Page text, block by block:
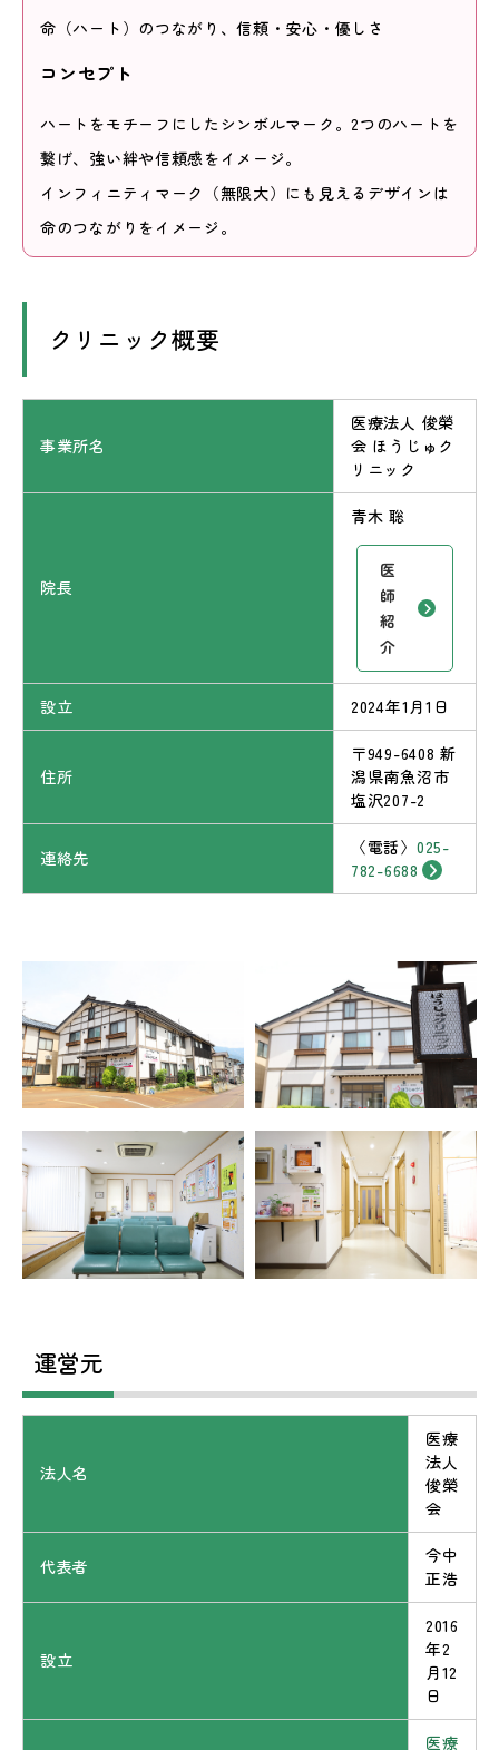
命（ハート）のつながり、信頼・安心・優しさ
コンセプト
ハートをモチーフにしたシンボルマーク。2つのハートを
繋げ、強い絆や信頼感をイメージ。
インフィニティマーク（無限大）にも見えるデザインは
命のつながりをイメージ。
クリニック概要
事業所名
医療法人 俊榮
会 ほうじゅク
リニック
院長
青木 聡
医
師
紹
介
設立 2024年1月1日
住所
〒949-6408 新
潟県南魚沼市
塩沢207-2
連絡先 〈電話〉 025-
782-6688
運営元
法人名
医療
法人
俊榮
会
代表者
今中
正浩
設立
2016
年2
月12
日
医療